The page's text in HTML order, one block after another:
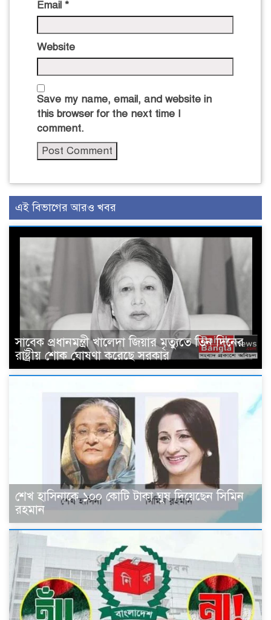
Email *
Website
Save my name, email, and website in
this browser for the next time I
comment.
এই বিভাগের আরও খবর
সাবেক প্রধানমন্ত্রী খালেদা জিয়ার মৃত্যুতে তিন দিনের
রাষ্ট্রীয় শোক ঘোষণা করেছে সরকার
শেখ হাসিনাকে ১০০ কোটি টাকা ঘুষ দিয়েছেন সিমিন
রহমান